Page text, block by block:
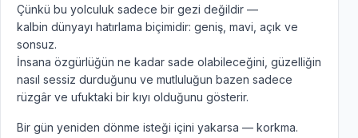
Çünkü bu yolculuk sadece bir gezi değildir —
kalbin dünyayı hatırlama biçimidir: geniş, mavi, açık ve
sonsuz.
İnsana özgürlüğün ne kadar sade olabileceğini, güzelliğin
nasıl sessiz durduğunu ve mutluluğun bazen sadece
rüzgâr ve ufuktaki bir kıyı olduğunu gösterir.
Bir gün yeniden dönme isteği içini yakarsa — korkma.